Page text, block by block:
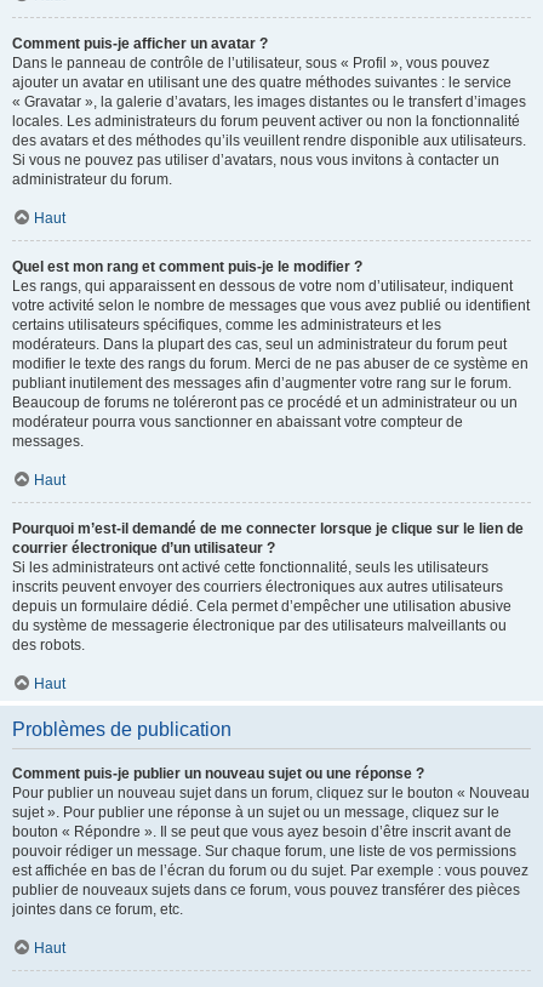
Comment puis-je afficher un avatar ?
Dans le panneau de contrôle de l’utilisateur, sous « Profil », vous pouvez
ajouter un avatar en utilisant une des quatre méthodes suivantes : le service
« Gravatar », la galerie d’avatars, les images distantes ou le transfert d’images
locales. Les administrateurs du forum peuvent activer ou non la fonctionnalité
des avatars et des méthodes qu’ils veuillent rendre disponible aux utilisateurs.
Si vous ne pouvez pas utiliser d’avatars, nous vous invitons à contacter un
administrateur du forum.
Haut
Quel est mon rang et comment puis-je le modifier ?
Les rangs, qui apparaissent en dessous de votre nom d’utilisateur, indiquent
votre activité selon le nombre de messages que vous avez publié ou identifient
certains utilisateurs spécifiques, comme les administrateurs et les
modérateurs. Dans la plupart des cas, seul un administrateur du forum peut
modifier le texte des rangs du forum. Merci de ne pas abuser de ce système en
publiant inutilement des messages afin d’augmenter votre rang sur le forum.
Beaucoup de forums ne toléreront pas ce procédé et un administrateur ou un
modérateur pourra vous sanctionner en abaissant votre compteur de
messages.
Haut
Pourquoi m’est-il demandé de me connecter lorsque je clique sur le lien de
courrier électronique d’un utilisateur ?
Si les administrateurs ont activé cette fonctionnalité, seuls les utilisateurs
inscrits peuvent envoyer des courriers électroniques aux autres utilisateurs
depuis un formulaire dédié. Cela permet d’empêcher une utilisation abusive
du système de messagerie électronique par des utilisateurs malveillants ou
des robots.
Haut
Problèmes de publication
Comment puis-je publier un nouveau sujet ou une réponse ?
Pour publier un nouveau sujet dans un forum, cliquez sur le bouton « Nouveau
sujet ». Pour publier une réponse à un sujet ou un message, cliquez sur le
bouton « Répondre ». Il se peut que vous ayez besoin d’être inscrit avant de
pouvoir rédiger un message. Sur chaque forum, une liste de vos permissions
est affichée en bas de l’écran du forum ou du sujet. Par exemple : vous pouvez
publier de nouveaux sujets dans ce forum, vous pouvez transférer des pièces
jointes dans ce forum, etc.
Haut